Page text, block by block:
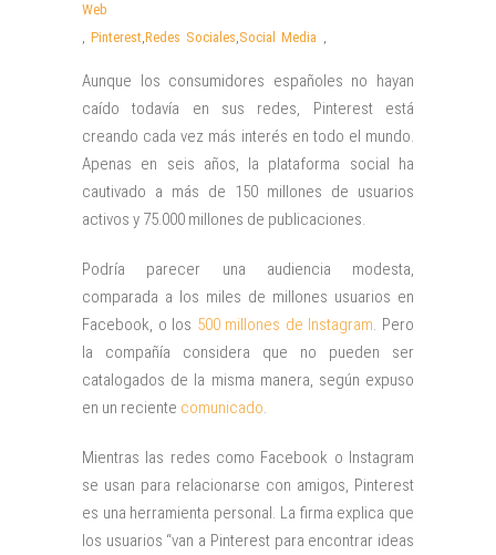
Web
, Pinterest,Redes Sociales,Social Media ,
Aunque los consumidores españoles no hayan
caído todavía en sus redes, Pinterest está
creando cada vez más interés en todo el mundo.
Apenas en seis años, la plataforma social ha
cautivado a más de 150 millones de usuarios
activos y 75.000 millones de publicaciones.
Podría parecer una audiencia modesta,
comparada a los miles de millones usuarios en
Facebook, o los 500 millones de Instagram. Pero
la compañía considera que no pueden ser
catalogados de la misma manera, según expuso
en un reciente comunicado.
Mientras las redes como Facebook o Instagram
se usan para relacionarse con amigos, Pinterest
es una herramienta personal. La firma explica que
los usuarios “van a Pinterest para encontrar ideas